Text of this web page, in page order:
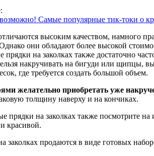
Самые популярные тик-токи о
высоким качеством, намного
они обладают более высокой
прядки на заколках также достаточно
накручивать на бигуди или щипцы,
где требуется создать большой объем.
желательно приобретать уже
толщину наверху и на кончиках.
прядки на заколках также посмотрите
красивой.
заколках продаются в виде готовых